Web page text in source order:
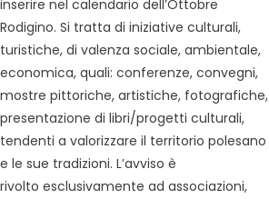
inserire nel calendario dell’Ottobre
Rodigino. Si tratta di iniziative culturali,
turistiche, di valenza sociale, ambientale,
economica, quali: conferenze, convegni,
mostre pittoriche, artistiche, fotografiche,
presentazione di libri/progetti culturali,
tendenti a valorizzare il territorio polesano
e le sue tradizioni. L’avviso è
rivolto esclusivamente ad associazioni,